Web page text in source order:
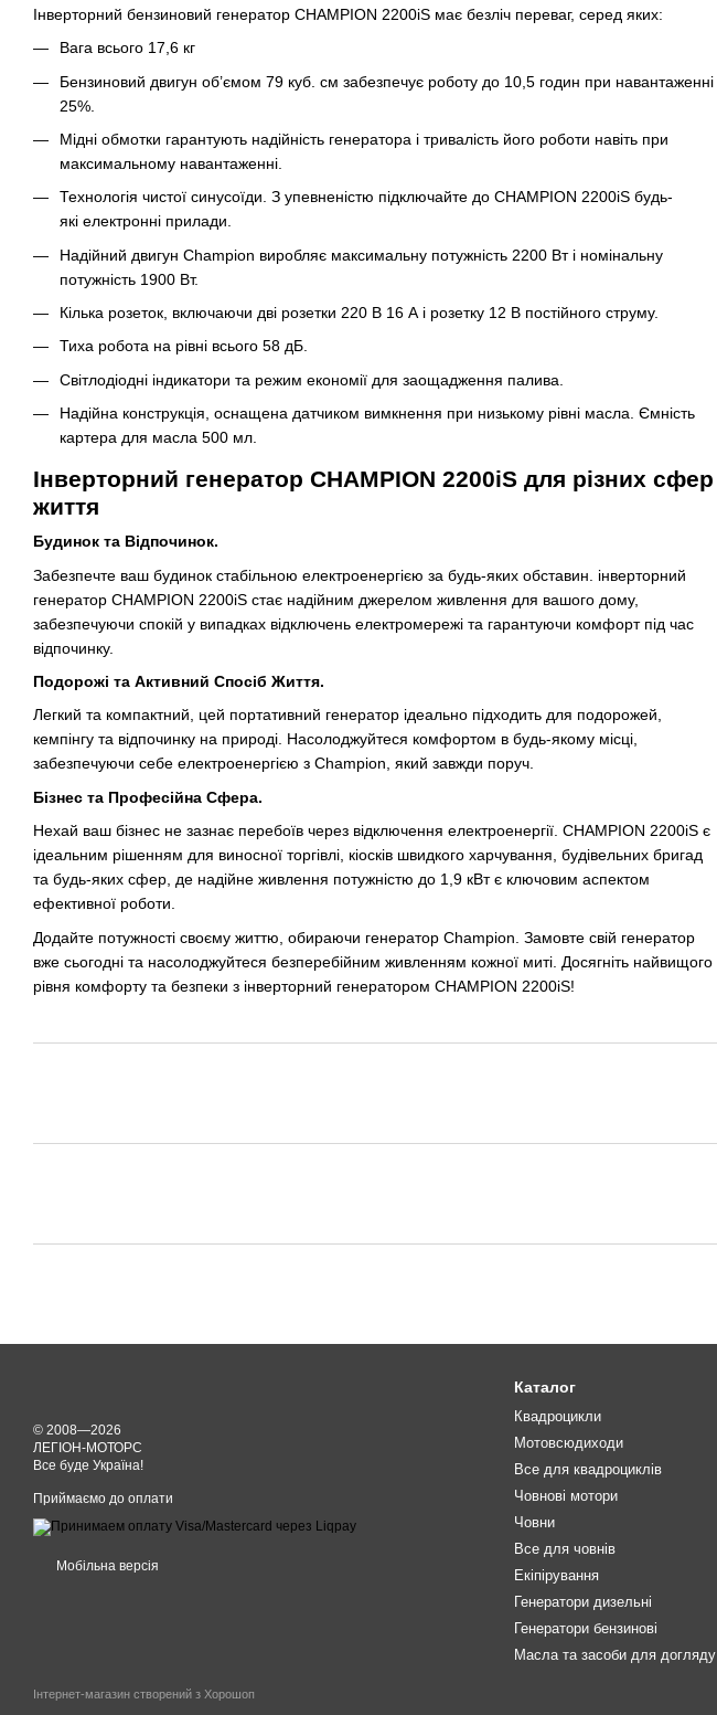
Інверторний бензиновий генератор CHAMPION 2200iS має безліч переваг, серед яких:
Вага всього 17,6 кг
Бензиновий двигун об’ємом 79 куб. см забезпечує роботу до 10,5 годин при навантаженні
25%.
Мідні обмотки гарантують надійність генератора і тривалість його роботи навіть при
максимальному навантаженні.
Технологія чистої синусоїди. З упевненістю підключайте до CHAMPION 2200iS будь-
які електронні прилади.
Надійний двигун Champion виробляє максимальну потужність 2200 Вт і номінальну
потужність 1900 Вт.
Кілька розеток, включаючи дві розетки 220 В 16 А і розетку 12 В постійного струму.
Тиха робота на рівні всього 58 дБ.
Світлодіодні індикатори та режим економії для заощадження палива.
Надійна конструкція, оснащена датчиком вимкнення при низькому рівні масла. Ємність
картера для масла 500 мл.
Інверторний генератор CHAMPION 2200iS для різних сфер
життя
Будинок та Відпочинок.
Забезпечте ваш будинок стабільною електроенергією за будь-яких обставин. інверторний
генератор CHAMPION 2200iS стає надійним джерелом живлення для вашого дому,
забезпечуючи спокій у випадках відключень електромережі та гарантуючи комфорт під час
відпочинку.
Подорожі та Активний Спосіб Життя.
Легкий та компактний, цей портативний генератор ідеально підходить для подорожей,
кемпінгу та відпочинку на природі. Насолоджуйтеся комфортом в будь-якому місці,
забезпечуючи себе електроенергією з Champion, який завжди поруч.
Бізнес та Професійна Сфера.
Нехай ваш бізнес не зазнає перебоїв через відключення електроенергії. CHAMPION 2200iS є
ідеальним рішенням для виносної торгівлі, кіосків швидкого харчування, будівельних бригад
та будь-яких сфер, де надійне живлення потужністю до 1,9 кВт є ключовим аспектом
ефективної роботи.
Додайте потужності своєму життю, обираючи генератор Champion. Замовте свій генератор
вже сьогодні та насолоджуйтеся безперебійним живленням кожної миті. Досягніть найвищого
рівня комфорту та безпеки з інверторний генератором CHAMPION 2200iS!
© 2008—2026
ЛЕГІОН-МОТОРС
Все буде Україна!
Приймаємо до оплати
Мобільна версія
Інтернет-магазин створений з Хорошоп
Каталог
Квадроцикли
Мотовсюдиходи
Все для квадроциклів
Човнові мотори
Човни
Все для човнів
Екіпірування
Генератори дизельні
Генератори бензинові
Масла та засоби для догляду